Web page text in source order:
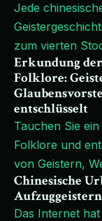
Jede
zum vierten
Erkundung
Folklore:
entschlüsselt
Tauchen Sie
Folklore und
von Geistern,
Chinesische
Das Internet